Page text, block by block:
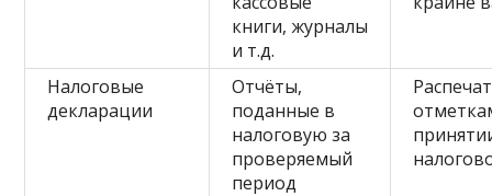
книги, журналы
и т.д.
Налоговые
декларации
Отчёты,
поданные в
налоговую за
проверяемый
период